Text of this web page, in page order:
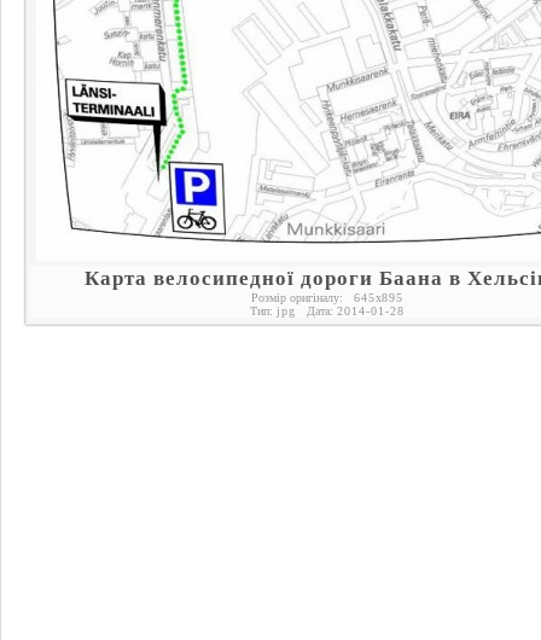
Карта велосипедної дороги Баана в
Розмір оригіналу: 645x895
Тип: jpg Дата: 2014-01-28